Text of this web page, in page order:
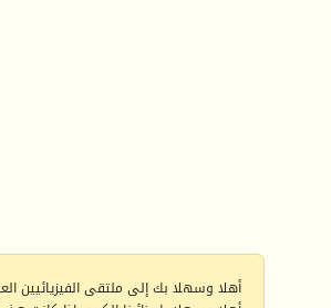
أهلا وسهلا بك إلى ملتقى الفيزيائيين